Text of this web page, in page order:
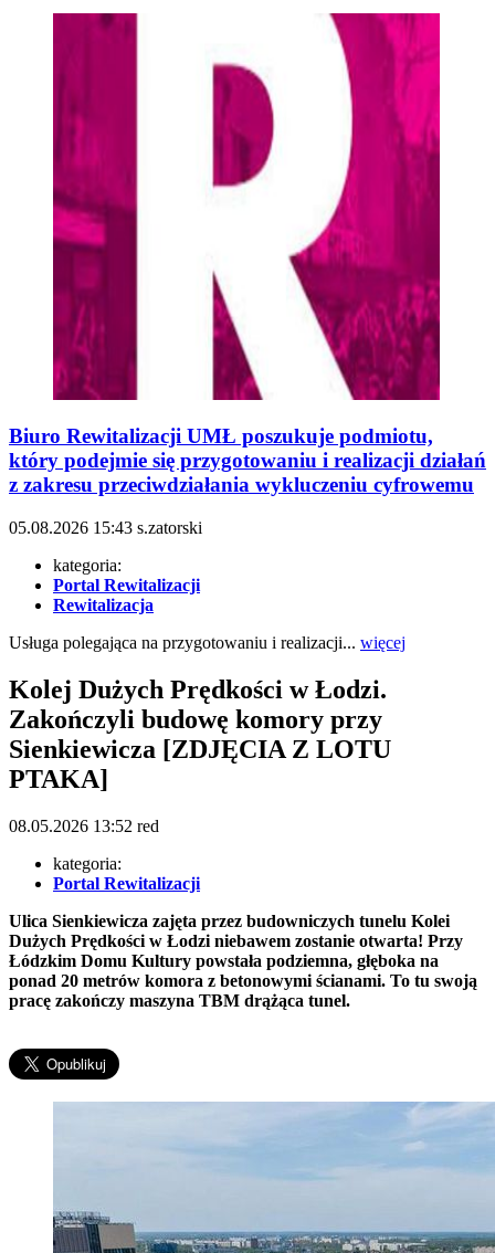
Biuro Rewitalizacji UMŁ poszukuje podmiotu,
który podejmie się przygotowaniu i realizacji działań
z zakresu przeciwdziałania wykluczeniu cyfrowemu
05.08.2026 15:43 s.zatorski
kategoria:
Portal Rewitalizacji
Rewitalizacja
Usługa polegająca na przygotowaniu i realizacji... więcej
Kolej Dużych Prędkości w Łodzi.
Zakończyli budowę komory przy
Sienkiewicza [ZDJĘCIA Z LOTU
PTAKA]
08.05.2026 13:52 red
kategoria:
Portal Rewitalizacji
Ulica Sienkiewicza zajęta przez budowniczych tunelu Kolei
Dużych Prędkości w Łodzi niebawem zostanie otwarta! Przy
Łódzkim Domu Kultury powstała podziemna, głęboka na
ponad 20 metrów komora z betonowymi ścianami. To tu swoją
pracę zakończy maszyna TBM drążąca tunel.